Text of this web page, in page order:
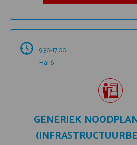
9:30-17:00
Hal 6
GENERIEK